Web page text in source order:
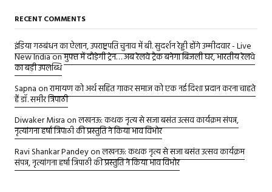
RECENT COMMENTS
इंडिया गठबंधन का ऐलान, उपराष्ट्रपति चुनाव में बी. सुदर्शन रेड्डी होंगे उम्मीदवार - Live
New Indiaonमुफ्त में दौड़ेगी ट्रेन… अब रेलवे ट्रैक बनेगा बिजली घर, भारतीय रेलवे
का बड़ी उपलब्धि
Sapnaonरामायण को अर्थ सहित गाकर समाज को एक नई दिशा प्रदान करना चाहते
हैं डॉ. समीर त्रिपाठी
Diwaker Misraonलखनऊ: कथक नृत्य से सजा बसंत उत्सव कार्यक्रम संपन्न,
नृत्यांगना हर्षा त्रिपाठी की प्रस्तुति ने किया भाव विभोर
Ravi Shankar Pandeyonलखनऊ: कथक नृत्य से सजा बसंत उत्सव कार्यक्रम
संपन्न, नृत्यांगना हर्षा त्रिपाठी की प्रस्तुति ने किया भाव विभोर